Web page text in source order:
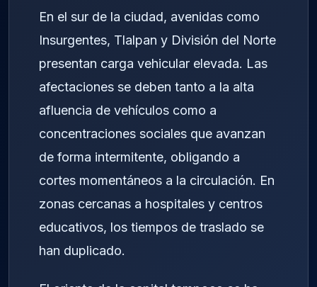
En el sur de la ciudad, avenidas como
Insurgentes, Tlalpan y División del Norte
presentan carga vehicular elevada. Las
afectaciones se deben tanto a la alta
afluencia de vehículos como a
concentraciones sociales que avanzan
de forma intermitente, obligando a
cortes momentáneos a la circulación. En
zonas cercanas a hospitales y centros
educativos, los tiempos de traslado se
han duplicado.